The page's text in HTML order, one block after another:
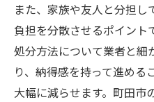
また、家族や友人と分担
負担を分散させるポイント
処分方法について業者と細
り、納得感を持って進める
大幅に減らせます。町田市